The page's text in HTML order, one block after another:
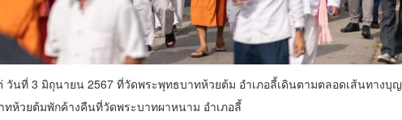
วันที่ 3 มิถุนายน 2567 ที่วัดพระพุทธบาทห้วยต้ม อำเภอลี้เดินตามตลอดเส้นทางบุญ
ห้วยต้มพักค้างคืนที่วัดพระบาทผาหนาม อำเภอลี้